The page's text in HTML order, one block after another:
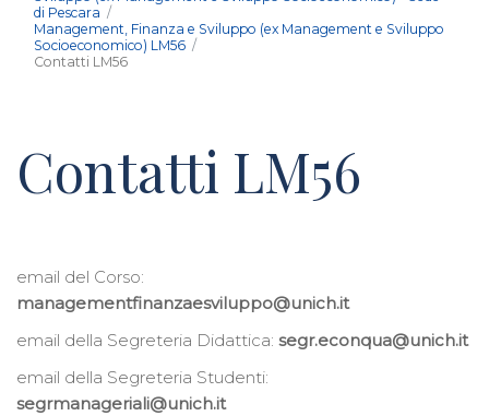
di Pescara
Management, Finanza e Sviluppo (ex Management e Sviluppo
Socioeconomico) LM56
Contatti LM56
Contatti LM56
email del Corso:
managementfinanzaesviluppo@unich.it
email della Segreteria Didattica: segr.econqua@unich.it
email della Segreteria Studenti:
segrmanageriali@unich.it